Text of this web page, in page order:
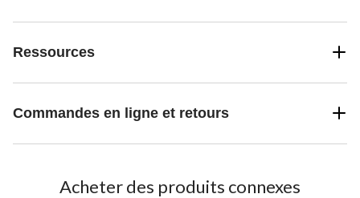
Ressources
Commandes en ligne et retours
Acheter des produits connexes